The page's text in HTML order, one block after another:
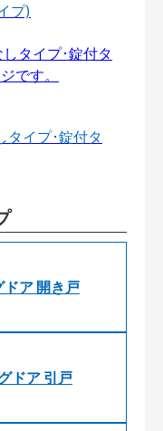
プ)
タイプ･錠付タ
ア 開き戸
ドア 引戸